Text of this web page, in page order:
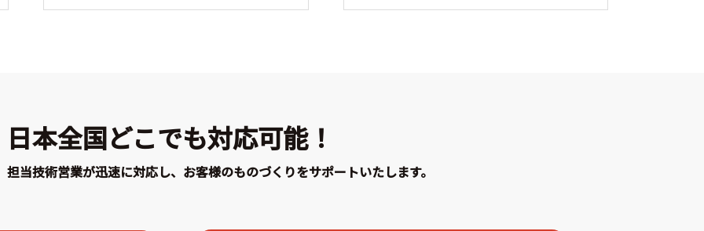
日本全国どこでも対応可能！
担当技術営業が迅速に対応し、お客様のものづくりをサポートいたします。